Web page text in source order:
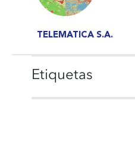
TELEMATICA S.A.
Etiquetas